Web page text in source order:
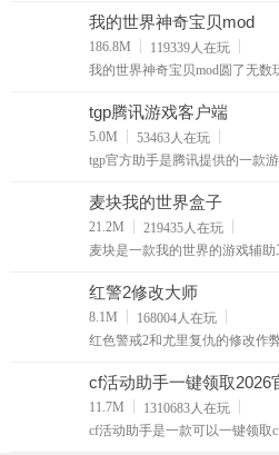
我的世界神奇宝贝mod
186.8M 119339 人在玩
我的世界神奇宝贝mod圆了无
神奇宝贝mod玩家可以通过精灵
们，训练调教宝贝让它们更加强
tgp腾讯游戏客户端
5.0M 53463 人在玩
tgp官方助手是腾讯提供的一款
方式呈现出来，用户可以通过这
每次登录都输入密码选区之类
家提供了更方便的游戏管理方式
麦块我的世界盒子
21.2M 219435 人在玩
麦块是一款我的世界的游戏辅
供大量我的世界服务器信息，让
在专属社区里面找到玩家一起
供个性化服务，帮助玩家迅速成
红警2修改大师
8.1M 168004 人在玩
红色警戒2和尤里复仇的修改作
中的战争迷雾，可以看到裂缝产
造：可以把建筑建造到地图上的
cf活动助手一键领取2026
11.7M 1310683 人在玩
cf活动助手是一款可以一键领取